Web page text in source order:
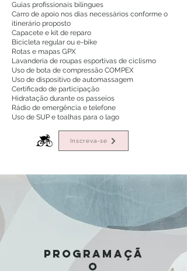
Guias profissionais bilíngues
Carro de apoio nos dias necessários conforme o
itinerário proposto
Capacete e kit de reparo
Bicicleta regular ou e-bike
Rotas e mapas GPX
Lavanderia de roupas esportivas de ciclismo
Uso de bota de compressão COMPEX
Uso de dispositivo de automassagem
Certificado de participação
Hidratação durante os passeios
Rádio de emergência e telefone
Uso de SUP e toalhas para o lago
Inscreva-se
programaçã
o